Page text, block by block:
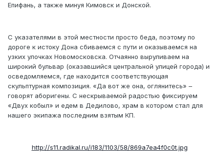
Епифань, а также минуя Кимовск и Донской.
С указателями в этой местности просто беда, поэтому по
дороге к истоку Дона сбиваемся с пути и оказываемся на
узких улочках Новомосковска. Отчаянно выруливаем на
широкий бульвар (оказавшийся центральной улицей города) и
осведомляемся, где находится соответствующая
скульптурная композиция. «Да вот же она, оглянитесь» –
говорят аборигены. С нескрываемой радостью фиксируем
«Двух кобыл» и едем в Дедилово, храм в котором стал для
нашего экипажа последним взятым КП.
http://s11.radikal.ru/i183/1103/58/869a7ea4f0c0t.jpg